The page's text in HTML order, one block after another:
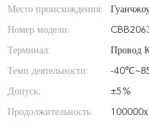
Место происхождения:
Номер модели:
Терминал: Провод
Темп деятельности: -
Допуск: ±5%
Продолжительность